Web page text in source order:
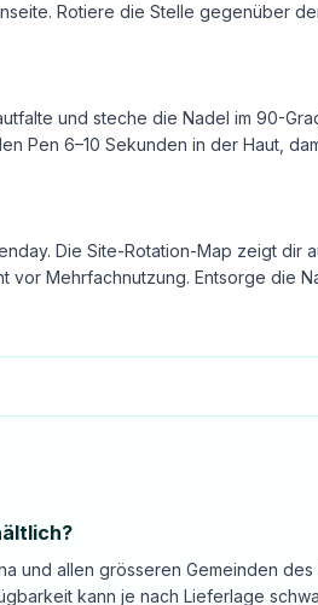
Rotiere die Stelle gegenüber
und steche die Nadel im 90-
Pen 6–10 Sekunden in der Haut,
Die Site-Rotation-Map zeigt dir
vor Mehrfachnutzung. Entsorge die
und allen grösseren Gemeinden
kann je nach Lieferlage